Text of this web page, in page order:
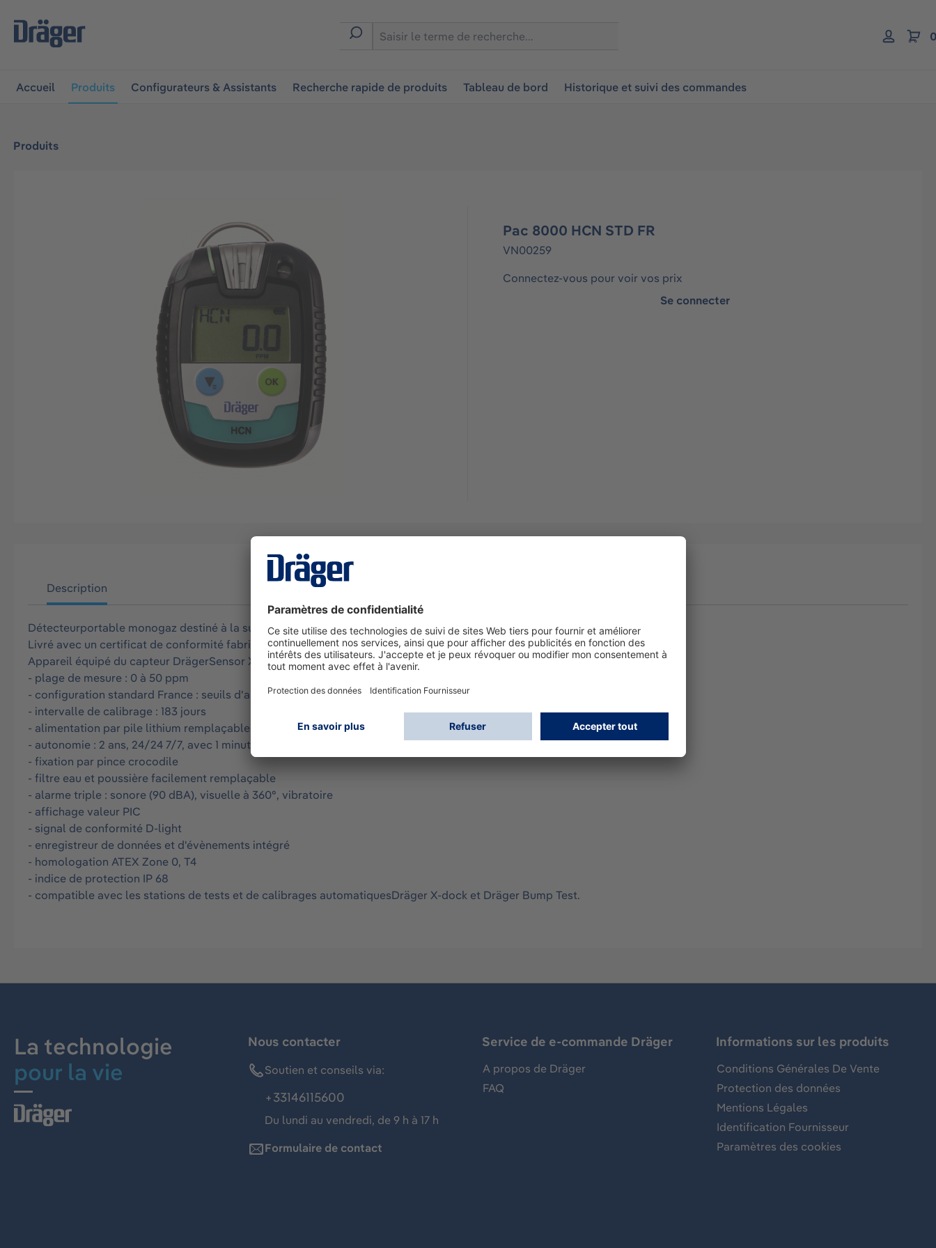
à la navigation principale
Accueil Produits Configurateurs & Assistants Recherche rapide de produits Tableau de bord Historique et suivi des commandes
Produits
Pac 8000 HCN STD FR
VN00259
Connectez-vous pour voir vos prix
Se connecter
Description
Détecteurportable monogaz destiné à la surveillance individuelle.
Livré avec un certificat de conformité fabricant et certificat decalibrage.
Appareil équipé du capteur DrägerSensor XXS HCN
- plage de mesure : 0 à 50 ppm
- configuration standard France : seuils d'alarmes A1 = 1,9 ppm, A2 = 4,5ppm
- intervalle de calibrage : 183 jours
- alimentation par pile lithium remplaçable
- autonomie : 2 ans, 24/24 7/7, avec 1 minute d'alarme jour
- fixation par pince crocodile
- filtre eau et poussière facilement remplaçable
- alarme triple : sonore (90 dBA), visuelle à 360°, vibratoire
- affichage valeur PIC
- signal de conformité D-light
- enregistreur de données et d'évènements intégré
- homologation ATEX Zone 0, T4
- indice de protection IP 68
- compatible avec les stations de tests et de calibrages automatiquesDräger X-dock et Dräger Bump Test.
La technologie
pour la vie
Nous contacter
Soutien et conseils via:
+33146115600
Du lundi au vendredi, de 9 h à 17 h
Formulaire de contact
Service de e-commande Dräger
A propos de Dräger
FAQ
Informations sur les produits
Conditions Générales De Vente
Protection des données
Mentions Légales
Identification Fournisseur
Paramètres des cookies